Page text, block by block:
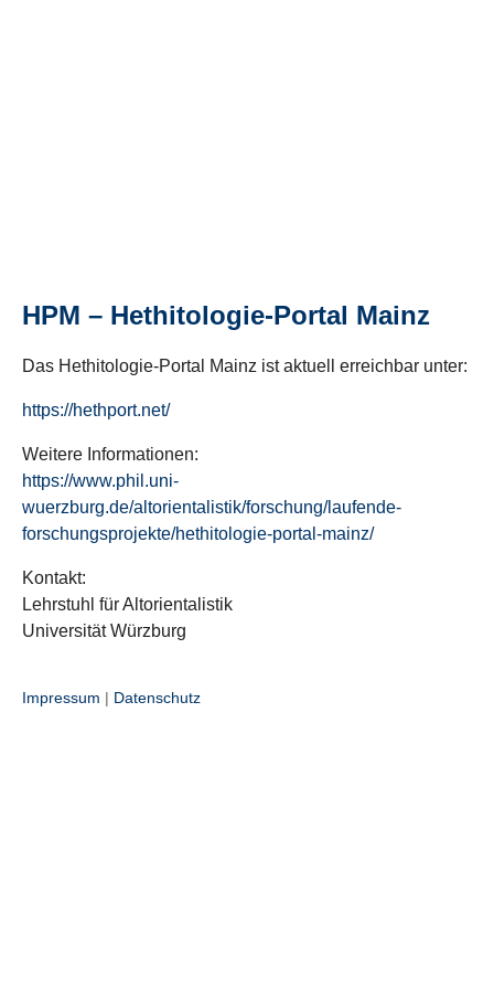
HPM – Hethitologie-Portal Mainz
Das Hethitologie-Portal Mainz ist aktuell erreichbar unter:
https://hethport.net/
Weitere Informationen:
https://www.phil.uni-
wuerzburg.de/altorientalistik/forschung/laufende-
forschungsprojekte/hethitologie-portal-mainz/
Kontakt:
Lehrstuhl für Altorientalistik
Universität Würzburg
Impressum | Datenschutz